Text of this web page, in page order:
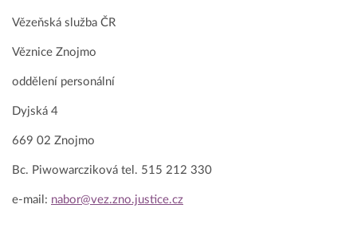
Vězeňská služba ČR
Věznice Znojmo
oddělení personální
Dyjská 4
669 02 Znojmo
Bc. Piwowarcziková tel. 515 212 330
e-mail: nabor@vez.zno.justice.cz